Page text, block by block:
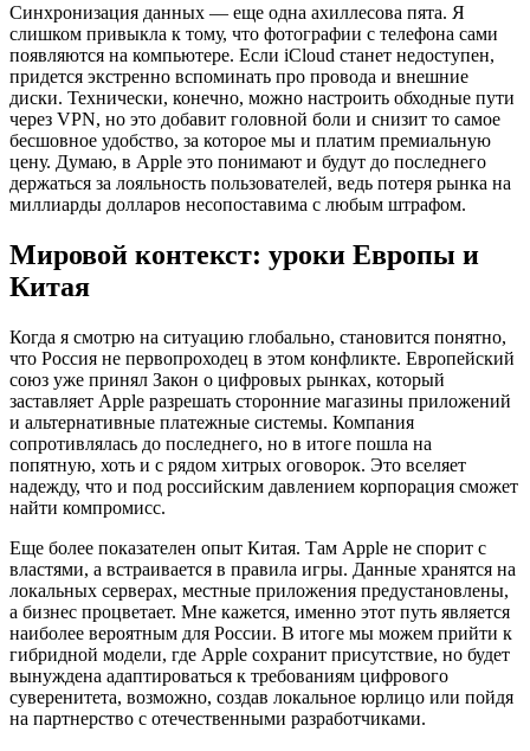
Синхронизация данных — еще одна ахиллесова пята. Я
слишком привыкла к тому, что фотографии с телефона сами
появляются на компьютере. Если iCloud станет недоступен,
придется экстренно вспоминать про провода и внешние
диски. Технически, конечно, можно настроить обходные пути
через VPN, но это добавит головной боли и снизит то самое
бесшовное удобство, за которое мы и платим премиальную
цену. Думаю, в Apple это понимают и будут до последнего
держаться за лояльность пользователей, ведь потеря рынка на
миллиарды долларов несопоставима с любым штрафом.
Мировой контекст: уроки Европы и
Китая
Когда я смотрю на ситуацию глобально, становится понятно,
что Россия не первопроходец в этом конфликте. Европейский
союз уже принял Закон о цифровых рынках, который
заставляет Apple разрешать сторонние магазины приложений
и альтернативные платежные системы. Компания
сопротивлялась до последнего, но в итоге пошла на
попятную, хоть и с рядом хитрых оговорок. Это вселяет
надежду, что и под российским давлением корпорация сможет
найти компромисс.
Еще более показателен опыт Китая. Там Apple не спорит с
властями, а встраивается в правила игры. Данные хранятся на
локальных серверах, местные приложения предустановлены,
а бизнес процветает. Мне кажется, именно этот путь является
наиболее вероятным для России. В итоге мы можем прийти к
гибридной модели, где Apple сохранит присутствие, но будет
вынуждена адаптироваться к требованиям цифрового
суверенитета, возможно, создав локальное юрлицо или пойдя
на партнерство с отечественными разработчиками.